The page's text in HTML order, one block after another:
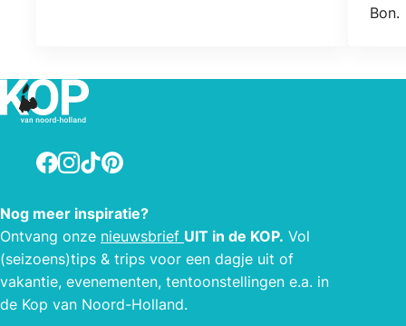
gemeente Den Helder. In de winkel
bevinden zich verschillende elementen
die op een interactieve wijze
bijvoorbeeld in een helikopter en maak
de VR bril die klaarligt. Ook staat er
een zuil met schermen van de
woningstichting met informatie over
de verschillende projecten die er
momenteel lopen.
Bon.
Facebook
Instagram
TikTokPinterest
Nog meer inspiratie?
Ontvang onze nieuwsbrief UIT in de KOP. Vol
(seizoens)tips & trips voor een dagje uit of
vakantie, evenementen, tentoonstellingen e.a. in
de Kop van Noord-Holland.